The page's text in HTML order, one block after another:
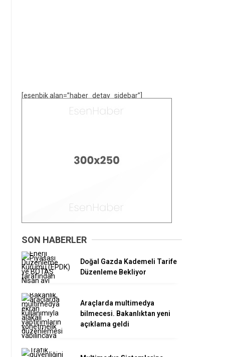
[esenbik alan=”haber_detay_sidebar”]
SON HABERLER
Doğal Gazda Kademeli Tarife
Düzenleme Bekliyor
Araçlarda multimedya
bilmecesi. Bakanlıktan yeni
açıklama geldi